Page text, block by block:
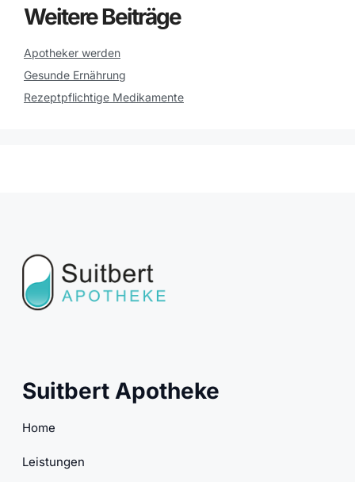
Weitere Beiträge
Apotheker werden
Gesunde Ernährung
Rezeptpflichtige Medikamente
Suitbert Apotheke
Home
Leistungen